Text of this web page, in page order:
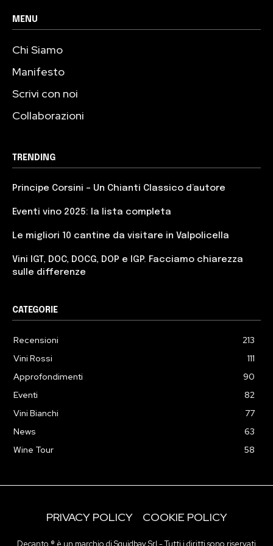
MENU
Chi Siamo
Manifesto
Scrivi con noi
Collaborazioni
TRENDING
Principe Corsini – Un Chianti Classico d’autore
Eventi vino 2025: la lista completa
Le migliori 10 cantine da visitare in Valpolicella
Vini IGT, DOC, DOCG, DOP e IGP. Facciamo chiarezza
sulle differenze
CATEGORIE
Recensioni
213
Vini Rossi
111
Approfondimenti
90
Eventi
82
Vini Bianchi
77
News
63
Wine Tour
58
PRIVACY POLICY COOKIE POLICY
Decanto ® è un marchio di Squidbay Srl - Tutti i diritti sono riservati